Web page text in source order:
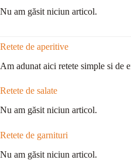
Nu am găsit niciun articol.
Retete de aperitive
Am adunat aici retete simple si de
Retete de salate
Nu am găsit niciun articol.
Retete de garnituri
Nu am găsit niciun articol.